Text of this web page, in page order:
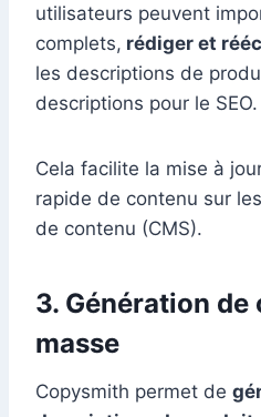
utilisateurs peuvent
complets, rédiger et
les descriptions de
descriptions pour le SEO.
Cela facilite la mise à
rapide de contenu sur
de contenu (CMS).
3. Génération de
masse
Copysmith permet de